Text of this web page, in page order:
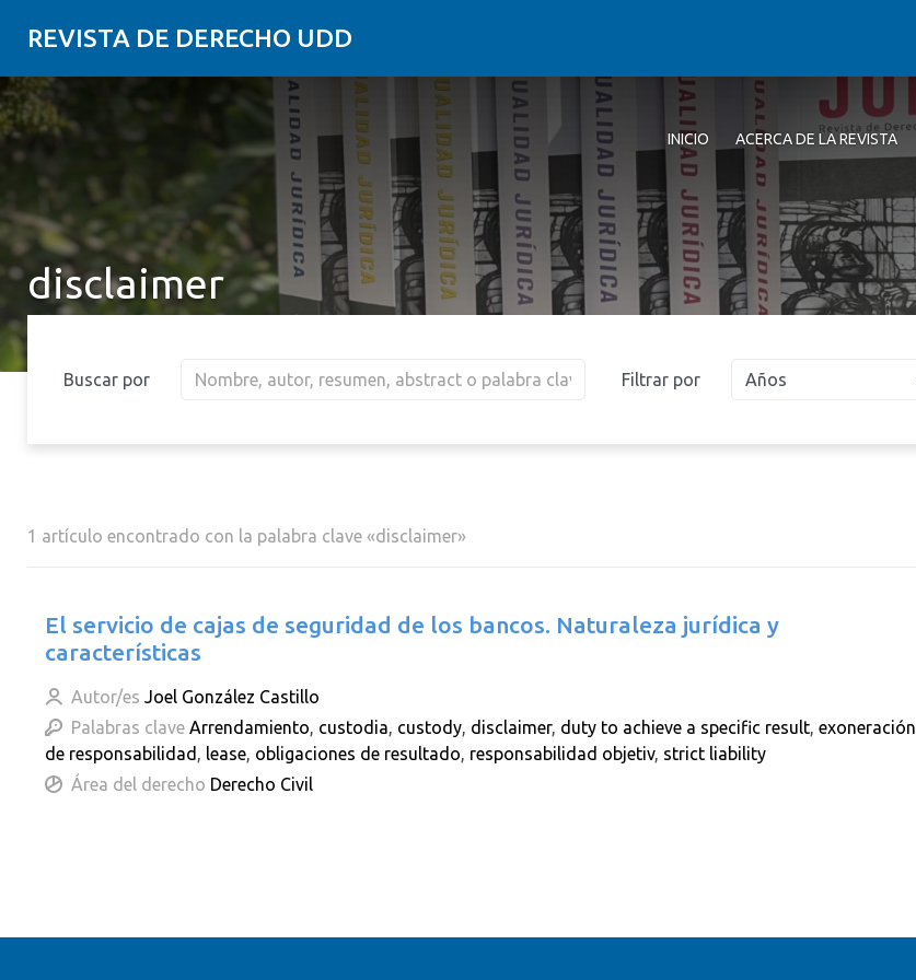
REVISTA DE DERECHO UDD
INICIO ACERCA DE LA REVISTA
disclaimer
Buscar por Filtrar por Años
1 artículo encontrado con la palabra clave «disclaimer»
El servicio de cajas de seguridad de los bancos. Naturaleza jurídica y
características
Autor/es Joel González Castillo
Palabras clave Arrendamiento, custodia, custody, disclaimer, duty to achieve a specific result, exoneración
de responsabilidad , lease, obligaciones de resultado, responsabilidad objetiv, strict liability
Área del derecho Derecho Civil